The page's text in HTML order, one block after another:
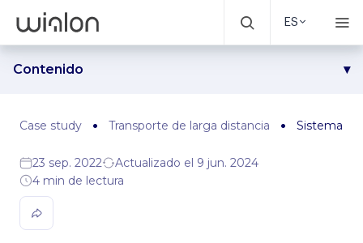
ES
Contenido
Solución
Case study Transporte de larga distancia Sistema
23 sep. 2022
Actualizado el 9 jun. 2024
4 min de lectura